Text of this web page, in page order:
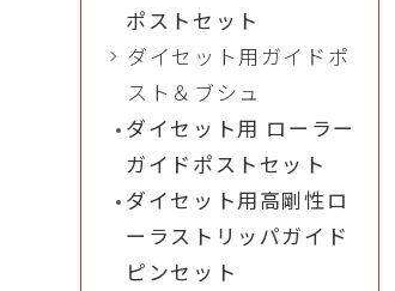
ポストセット
ダイセット用ガイドポ
スト＆ブシュ
ダイセット用 ローラー
ガイドポストセット
ダイセット用高剛性ロ
ーラストリッパガイド
ピンセット